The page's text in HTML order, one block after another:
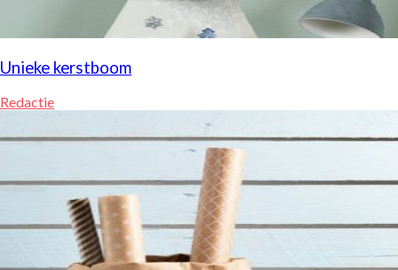
Unieke kerstboom
Redactie